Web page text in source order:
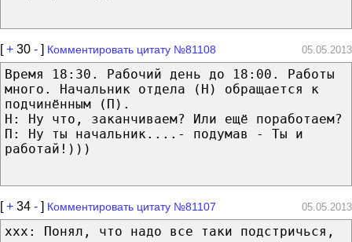
[+ 30 - ] Комментировать цитату №81108 05.05.2013
Время 18:30. Рабочий день до 18:00. Работы
много. Начальник отдела (Н) обращается к
подчинённым (П).
Н: Ну что, заканчиваем? Или ещё поработаем?
П: Ну ты начальник....- подумав - Ты и
работай!)))
[+ 34 - ] Комментировать цитату №81107 05.05.2013
xxx: Понял, что надо все таки подстричься,